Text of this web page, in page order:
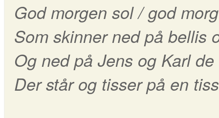
God morgen sol / god
Som skinner ned på bellis
Og ned på Jens og Karl
Der står og tisser på en